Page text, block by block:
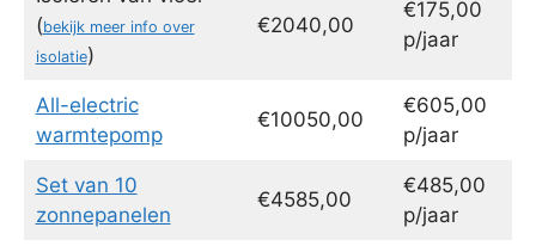
(bekijk meer info over
isolatie)
€2040,00
€175,00
p/jaar
All-electric
warmtepomp
€10050,00
€605,00
p/jaar
Set van 10
zonnepanelen
€4585,00
€485,00
p/jaar